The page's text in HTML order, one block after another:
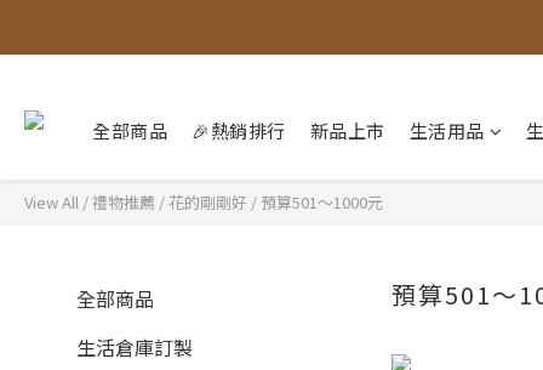
全部商品 🎉熱銷排行 新品上市 生活用品
View All /禮物推薦 / 花的剛剛好 / 預算501～1000元
全部商品
生活倉庫訂製
預算501～